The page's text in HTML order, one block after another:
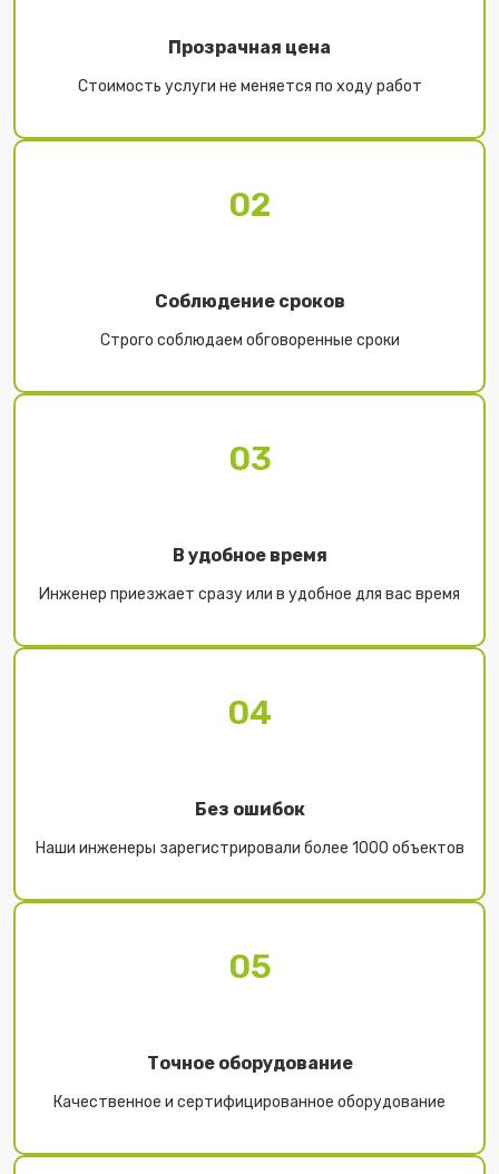
Прозрачная цена
Стоимость услуги не меняется по ходу работ
02
Соблюдение сроков
Строго соблюдаем обговоренные сроки
03
В удобное время
Инженер приезжает сразу или в удобное для вас время
04
Без ошибок
Наши инженеры зарегистрировали более 1000 объектов
05
Точное оборудование
Качественное и сертифицированное оборудование